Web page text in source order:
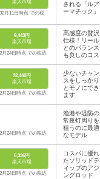
楽天市場
月11日時点 での税
される「ルア
ーマチック」
9,443円
楽天市場
24日時点 での税込
高感度の贅沢
仕様！リール
とのバランス
も良しのコス
22,440円
楽天市場
24日時点 での税込
少ないチャン
スをしっかり
とモノにでき
ます
24日時点 での税込
漁港や堤防の
常夜灯周りを
狙うのに最適
なモデル
6,336円
楽天市場
24日時点 での税込
コスパに優れ
たソリッドテ
ィップのアジ
ングロッド